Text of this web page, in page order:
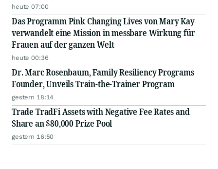
heute 07:00
Das Programm Pink Changing Lives von Mary Kay
verwandelt eine Mission in messbare Wirkung für
Frauen auf der ganzen Welt
heute 00:36
Dr. Marc Rosenbaum, Family Resiliency Programs
Founder, Unveils Train-the-Trainer Program
gestern 18:14
Trade TradFi Assets with Negative Fee Rates and
Share an $80,000 Prize Pool
gestern 16:50